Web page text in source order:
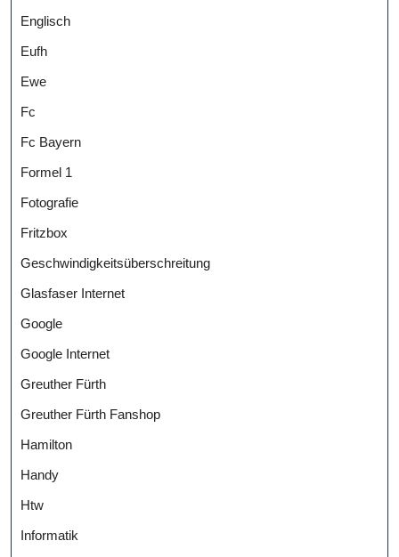
Englisch
Eufh
Ewe
Fc
Fc Bayern
Formel 1
Fotografie
Fritzbox
Geschwindigkeitsüberschreitung
Glasfaser Internet
Google
Google Internet
Greuther Fürth
Greuther Fürth Fanshop
Hamilton
Handy
Htw
Informatik